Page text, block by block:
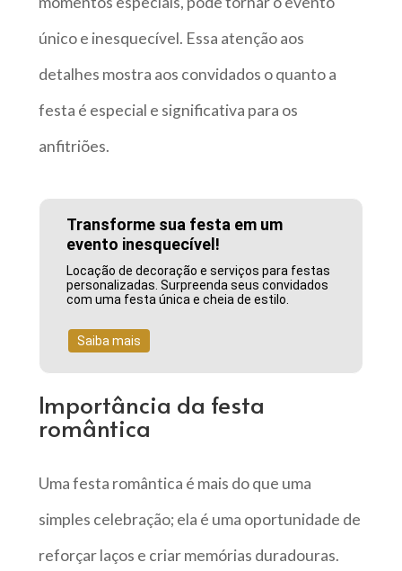
único e inesquecível. Essa atenção aos
detalhes mostra aos convidados o quanto a
festa é especial e significativa para os
anfitriões.
Transforme sua festa em um
evento inesquecível!
Locação de decoração e serviços para festas
personalizadas. Surpreenda seus convidados
com uma festa única e cheia de estilo.
Saiba mais
Importância da festa
romântica
Uma festa romântica é mais do que uma
simples celebração; ela é uma oportunidade de
reforçar laços e criar memórias duradouras.